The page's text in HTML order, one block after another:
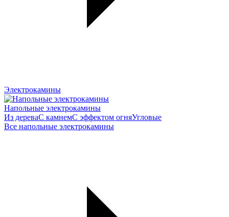
Электрокамины
Напольные электрокамины
Из дереваС камнемС эффектом огняУгловые
Все напольные электрокамины